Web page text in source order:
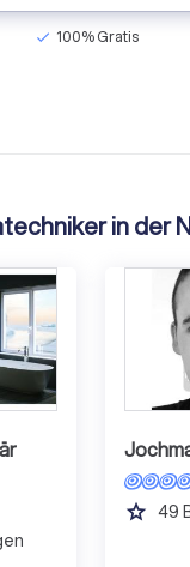
check 100% Gratis
in der
grade 49